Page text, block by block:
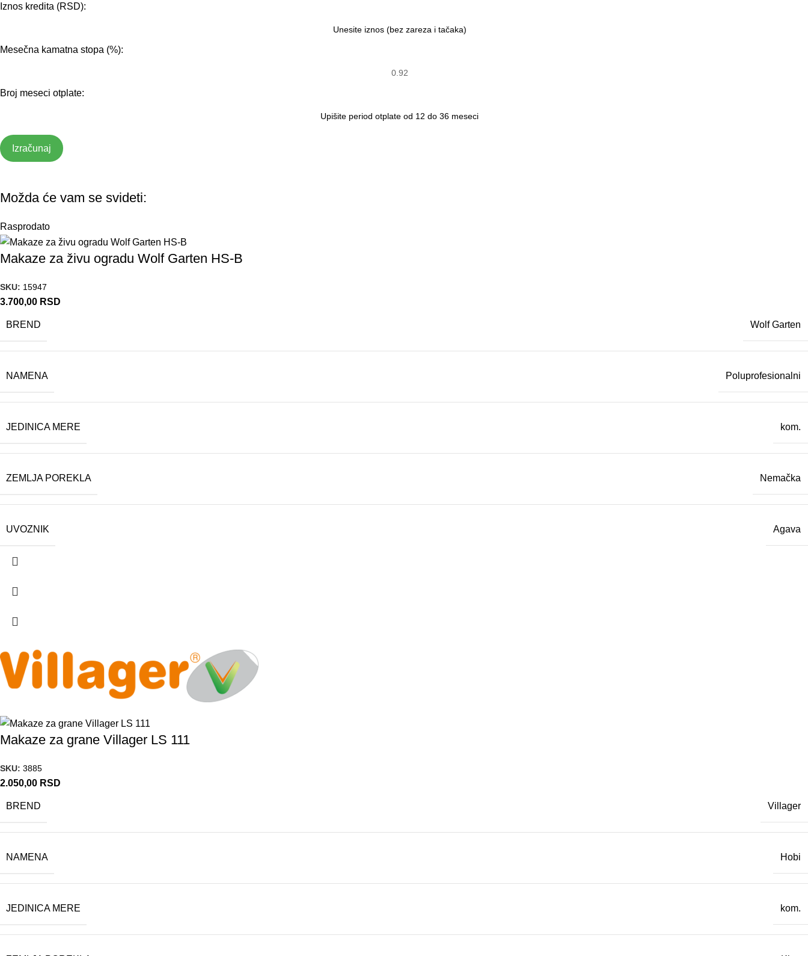
Iznos kredita (RSD):
Mesečna kamatna stopa (%):
Broj meseci otplate:
Izračunaj
Možda će vam se svideti:
Rasprodato
Makaze za živu ogradu Wolf Garten HS-B
SKU: 15947
3.700,00 RSD
BREND Wolf Garten
NAMENA Poluprofesionalni
JEDINICA MERE kom.
ZEMLJA POREKLA Nemačka
UVOZNIK Agava
Makaze za grane Villager LS 111
SKU: 3885
2.050,00 RSD
BREND Villager
NAMENA Hobi
JEDINICA MERE kom.